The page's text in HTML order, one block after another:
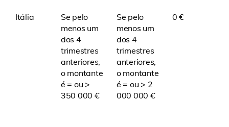
Itália
Se pelo
menos um
dos 4
trimestres
anteriores,
o montante
é = ou >
350 000 €
Se pelo
menos um
dos 4
trimestres
anteriores,
o montante
é = ou > 2
000 000 €
0 €